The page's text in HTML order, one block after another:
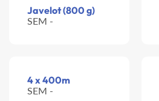
Javelot (800 g)
SEM -
4 x 400m
SEM -